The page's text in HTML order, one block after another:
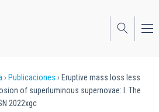
Publicaciones
Eruptive mass loss less
of superluminous supernovae: I. The
2022xgc